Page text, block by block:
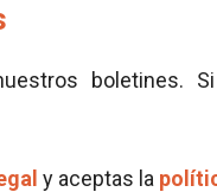
boletines.
y aceptas la